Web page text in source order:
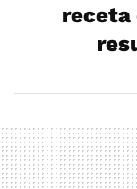
receta